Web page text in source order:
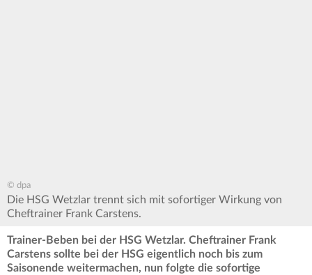
© dpa
Die HSG Wetzlar trennt sich mit sofortiger Wirkung von
Cheftrainer Frank Carstens.
Trainer-Beben bei der HSG Wetzlar. Cheftrainer Frank
Carstens sollte bei der HSG eigentlich noch bis zum
Saisonende weitermachen, nun folgte die sofortige